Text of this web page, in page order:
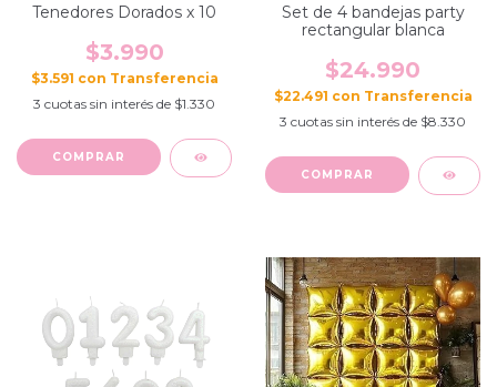
Tenedores Dorados x 10
$3.990
$3.591 con
3 cuotas sin interés de $1.330
Set de 4 bandejas party
rectangular blanca
$24.990
$22.491 con
3 cuotas sin interés de $8.330